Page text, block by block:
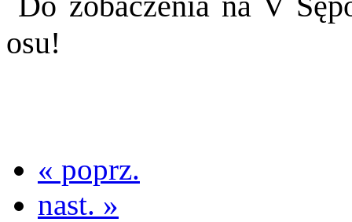
osu!
« poprz.
nast. »